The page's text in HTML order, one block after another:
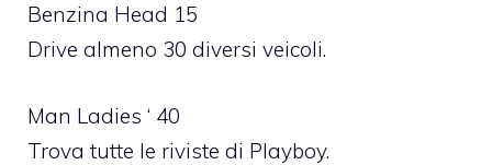
Benzina Head 15
Drive almeno 30 diversi veicoli.
Man Ladies ‘ 40
Trova tutte le riviste di Playboy.